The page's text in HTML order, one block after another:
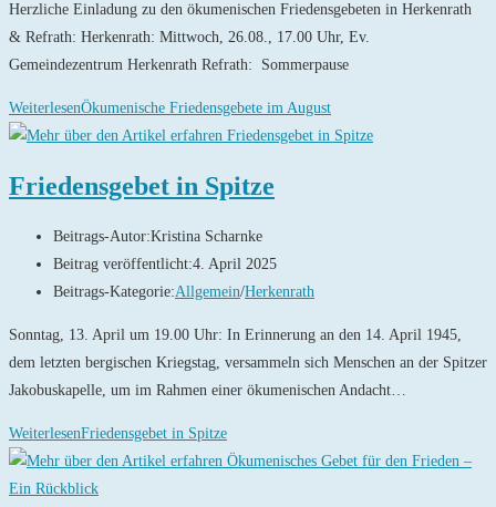
Herzliche Einladung zu den ökumenischen Friedensgebeten in Herkenrath
& Refrath: Herkenrath: Mittwoch, 26.08., 17.00 Uhr, Ev.
Gemeindezentrum Herkenrath Refrath: Sommerpause
WeiterlesenÖkumenische Friedensgebete im August
Friedensgebet in Spitze
Beitrags-Autor:Kristina Scharnke
Beitrag veröffentlicht:4. April 2025
Beitrags-Kategorie:Allgemein/Herkenrath
Sonntag, 13. April um 19.00 Uhr: In Erinnerung an den 14. April 1945,
dem letzten bergischen Kriegstag, versammeln sich Menschen an der Spitzer
Jakobuskapelle, um im Rahmen einer ökumenischen Andacht…
WeiterlesenFriedensgebet in Spitze